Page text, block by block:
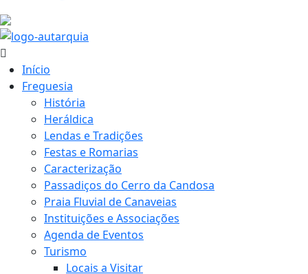
Início
Freguesia
História
Heráldica
Lendas e Tradições
Festas e Romarias
Caracterização
Passadiços do Cerro da Candosa
Praia Fluvial de Canaveias
Instituições e Associações
Agenda de Eventos
Turismo
Locais a Visitar